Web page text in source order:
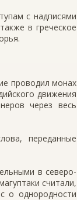
с надписями
в греческое
проводил монах
движения
через весь
переданные
в северо-
считали,
о однородности